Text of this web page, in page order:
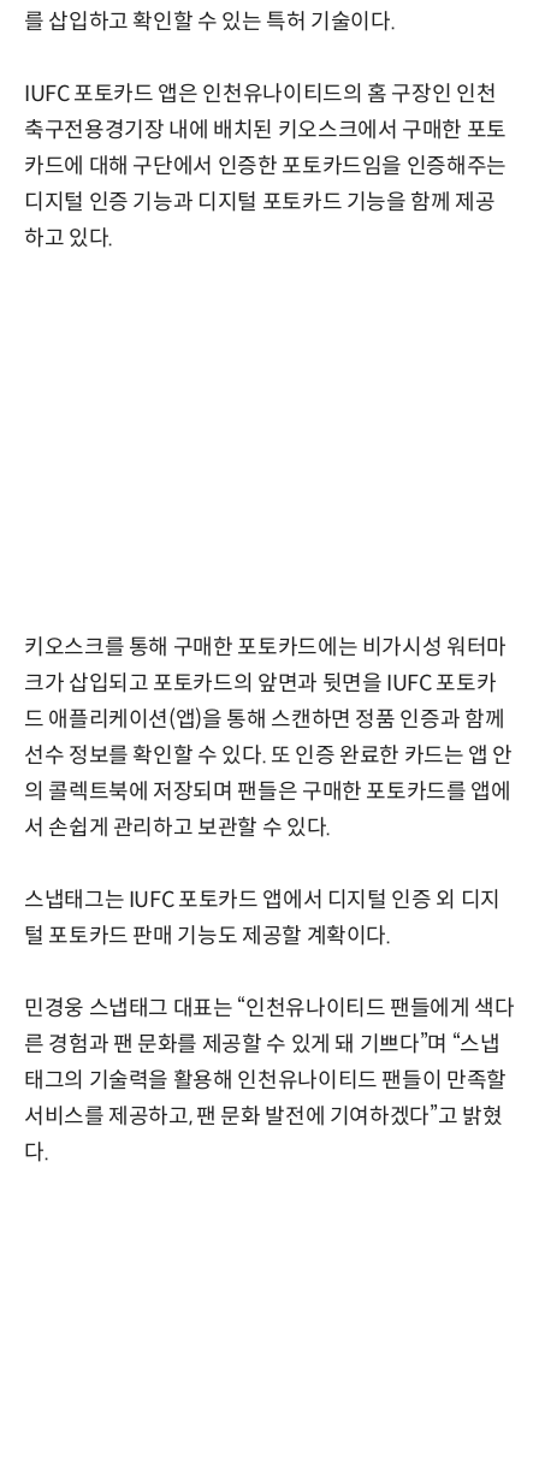
를 삽입하고 확인할 수 있는 특허 기술이다.
IUFC 포토카드 앱은 인천유나이티드의 홈 구장인 인천
축구전용경기장 내에 배치된 키오스크에서 구매한 포토
카드에 대해 구단에서 인증한 포토카드임을 인증해주는
디지털 인증 기능과 디지털 포토카드 기능을 함께 제공
하고 있다.
키오스크를 통해 구매한 포토카드에는 비가시성 워터마
크가 삽입되고 포토카드의 앞면과 뒷면을 IUFC 포토카
드 애플리케이션(앱)을 통해 스캔하면 정품 인증과 함께
선수 정보를 확인할 수 있다. 또 인증 완료한 카드는 앱 안
의 콜렉트북에 저장되며 팬들은 구매한 포토카드를 앱에
서 손쉽게 관리하고 보관할 수 있다.
스냅태그는 IUFC 포토카드 앱에서 디지털 인증 외 디지
털 포토카드 판매 기능도 제공할 계확이다.
민경웅 스냅태그 대표는 “인천유나이티드 팬들에게 색다
른 경험과 팬 문화를 제공할 수 있게 돼 기쁘다”며 “스냅
태그의 기술력을 활용해 인천유나이티드 팬들이 만족할
서비스를 제공하고, 팬 문화 발전에 기여하겠다”고 밝혔
다.